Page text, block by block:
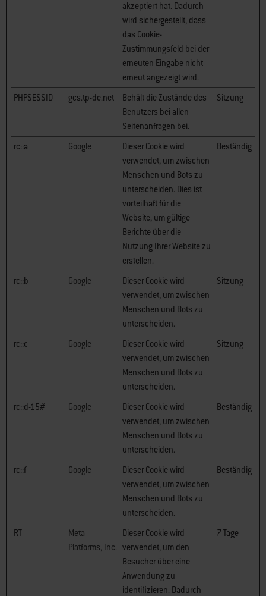
akzeptiert hat. Dadurch
wird sichergestellt, dass
das Cookie-
Zustimmungsfeld bei der
erneuten Eingabe nicht
erneut angezeigt wird.
PHPSESSID gcs.tp-de.net
Behält die Zustände des
Benutzers bei allen
Seitenanfragen bei.
Sitzung
rc::a Google
Dieser Cookie wird
verwendet, um zwischen
Menschen und Bots zu
unterscheiden. Dies ist
vorteilhaft für die
Website, um gültige
Berichte über die
Nutzung Ihrer Website zu
erstellen.
Beständig
rc::b Google
Dieser Cookie wird
verwendet, um zwischen
Menschen und Bots zu
unterscheiden.
Sitzung
rc::c Google
Dieser Cookie wird
verwendet, um zwischen
Menschen und Bots zu
unterscheiden.
Sitzung
rc::d-15# Google
Dieser Cookie wird
verwendet, um zwischen
Menschen und Bots zu
unterscheiden.
Beständig
rc::f Google
Dieser Cookie wird
verwendet, um zwischen
Menschen und Bots zu
unterscheiden.
Beständig
RT
Meta
Platforms, Inc.
Dieser Cookie wird
verwendet, um den
Besucher über eine
Anwendung zu
identifizieren. Dadurch
7 Tage